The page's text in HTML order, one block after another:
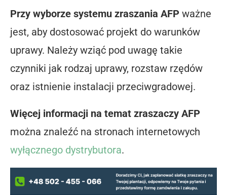
Przy wyborze systemu zraszania AFP ważne
jest, aby dostosować projekt do warunków
uprawy. Należy wziąć pod uwagę takie
czynniki jak rodzaj uprawy, rozstaw rzędów
oraz istnienie instalacji przeciwgradowej.
Więcej informacji na temat zraszaczy AFP
można znaleźć na stronach internetowych
wyłącznego dystrybutora.